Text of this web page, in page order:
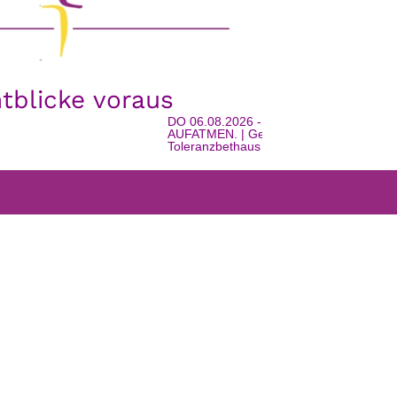
voraus
DO 06.08.2026 - 16:00 Uhr | EINTRETEN.
AUFATMEN. | Geschichte, Gemeinschaft
Toleranzbethaus in Watschig | mit